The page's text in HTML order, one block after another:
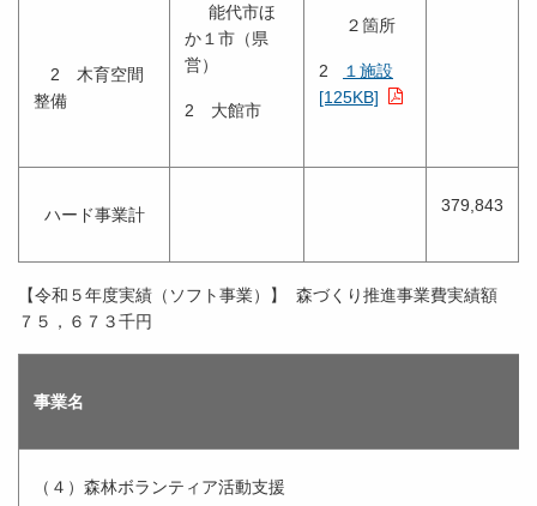
2 木育空間
整備
能代市ほ
か１市（県
営）
2 大館市
２箇所
2
１施設
[125KB]
ハード事業計 379,843
【令和５年度実績（ソフト事業）】 森づくり推進事業費実績額
７５，６７３千円
事業名
（４）森林ボランティア活動支援